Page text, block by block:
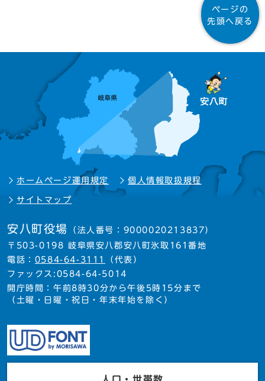
ページの
先頭へ戻る
ホームページ運用規定 個人情報取扱規程
サイトマップ
安八町役場 （法人番号：9000020213837）
〒503-0198 岐阜県安八郡安八町氷取161番地
電話： 0584-64-3111
（代表）
ファックス:0584-64-5014
開庁時間：午前8時30分から午後5時15分まで
（土曜・日曜・祝日・年末年始を除く）
人口・世帯数